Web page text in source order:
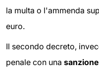
la multa o l'ammenda
euro.
Il secondo decreto,
penale con una